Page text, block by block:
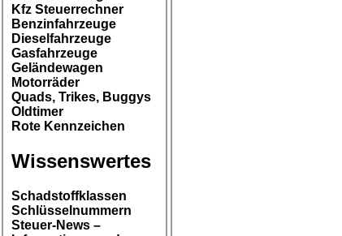
Kfz Steuerrechner
Benzinfahrzeuge
Dieselfahrzeuge
Gasfahrzeuge
Geländewagen
Motorräder
Quads, Trikes, Buggys
Oldtimer
Rote Kennzeichen
Wissenswertes
Schadstoffklassen
Schlüsselnummern
Steuer-News –